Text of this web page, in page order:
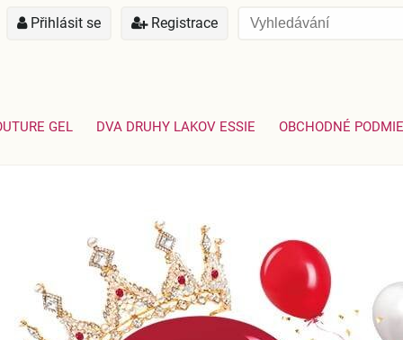
Přihlásit se Registrace
GEL DVA DRUHY LAKOV ESSIE OBCHODNÉ